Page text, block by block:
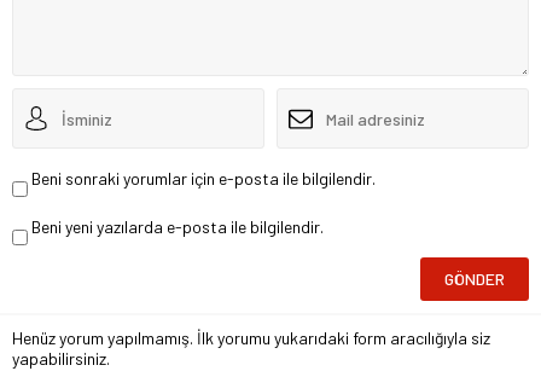
Beni sonraki yorumlar için e-posta ile bilgilendir.
Beni yeni yazılarda e-posta ile bilgilendir.
Henüz yorum yapılmamış. İlk yorumu yukarıdaki form aracılığıyla siz
yapabilirsiniz.